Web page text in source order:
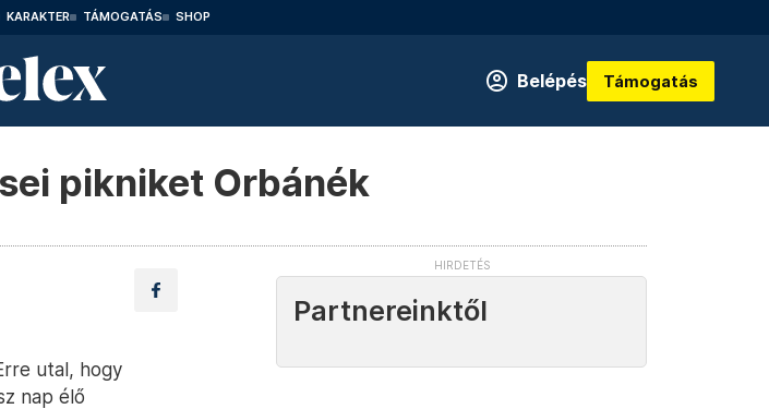
KARAKTER TÁMOGATÁS SHOP
Belépés Támogatás
pikniket Orbánék
utal, hogy
nap élő
Partnereinktől